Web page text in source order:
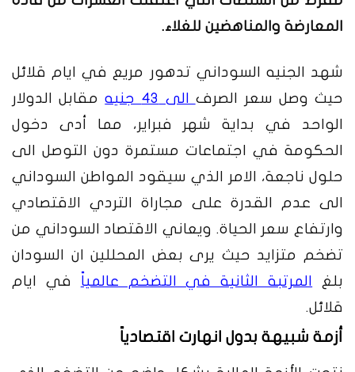
المعارضة والمناهضين للغلاء.
شهد الجنيه السوداني تدهور مريع في ايام قلائل
حيث وصل سعر الصرف الى 43 جنيه
مقابل الدولار
الواحد في بداية شهر فبراير، مما أدى دخول
الحكومة في اجتماعات مستمرة دون التوصل الى
حلول ناجعة،
الامر الذي سيقود المواطن السوداني
الى عدم القدرة على مجاراة التردي الاقتصادي
وارتفاع سعر الحياة. ويعاني الاقتصاد السوداني من
تضخم متزايد حيث يرى بعض المحللين ان السودان
بلغ
المرتبة الثانية في التضخم عالمياً في ايام
قلائل.
أزمة شبيهة بدول انهارت اقتصادياً